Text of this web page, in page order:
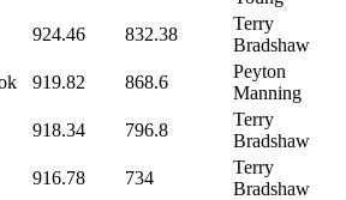
924.46 832.38
Terry
Bradshaw
919.82 868.6
Peyton
Manning
918.34 796.8
Terry
Bradshaw
916.78 734
Terry
Bradshaw